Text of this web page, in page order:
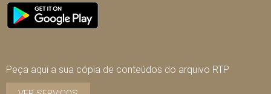
Peça aqui a sua cópia de conteúdos do arquivo RTP